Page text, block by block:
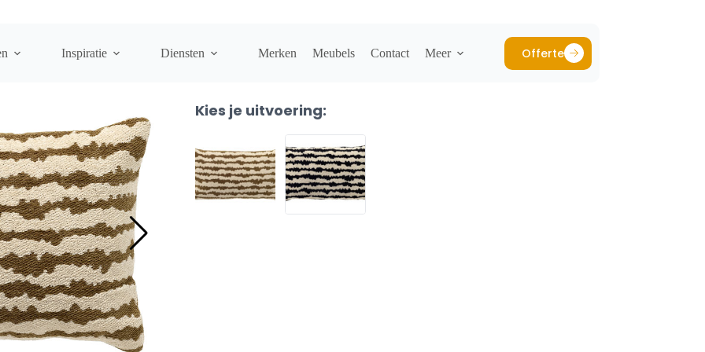
Inspiratie Diensten Merken Meubels Contact Meer Offerte
Kies je uitvoering: